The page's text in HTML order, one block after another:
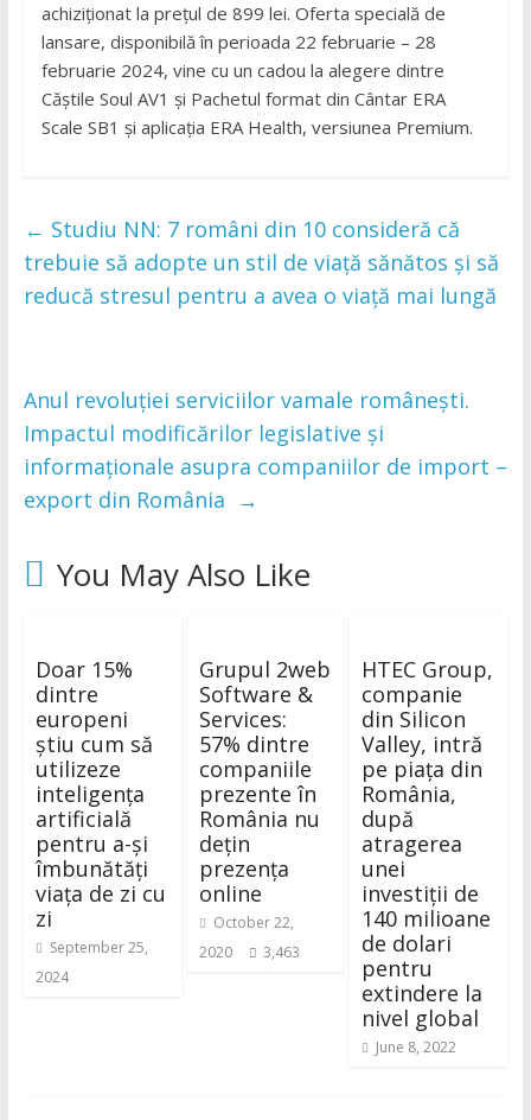
achiziționat la prețul de 899 lei. Oferta specială de
lansare, disponibilă în perioada 22 februarie – 28
februarie 2024, vine cu un cadou la alegere dintre
Căștile Soul AV1 și Pachetul format din Cântar ERA
Scale SB1 și aplicația ERA Health, versiunea Premium.
← Studiu NN: 7 români din 10 consideră că
trebuie să adopte un stil de viață sănătos și să
reducă stresul pentru a avea o viață mai lungă
Anul revoluției serviciilor vamale românești.
Impactul modificărilor legislative și
informaționale asupra companiilor de import –
export din România →
You May Also Like
Doar 15%
dintre
europeni
știu cum să
utilizeze
inteligența
artificială
pentru a-și
îmbunătăți
viața de zi cu
zi
September 25,
2024
Grupul 2web
Software &
Services:
57% dintre
companiile
prezente în
România nu
dețin
prezența
online
October 22,
2020
3,463
HTEC Group,
companie
din Silicon
Valley, intră
pe piața din
România,
după
atragerea
unei
investiții de
140 milioane
de dolari
pentru
extindere la
nivel global
June 8, 2022